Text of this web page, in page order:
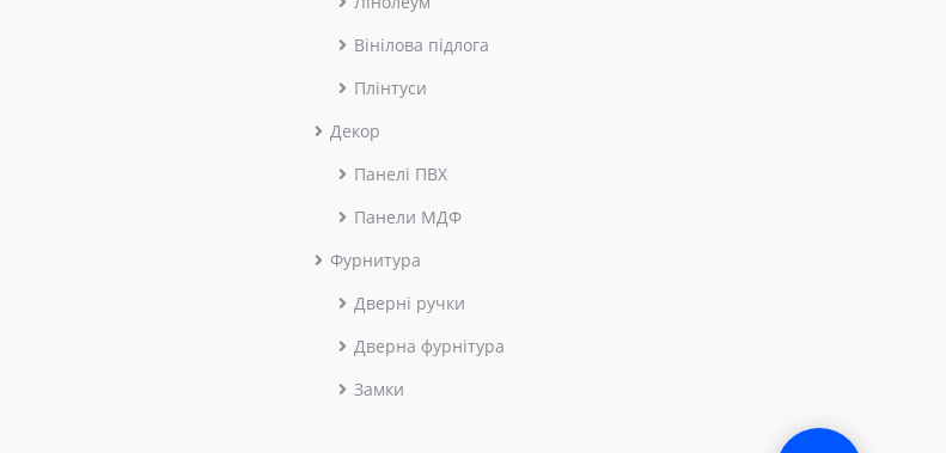
Вінілова підлога
Плінтуси
Декор
Панелі ПВХ
Панели МДФ
Фурнитура
Дверні ручки
Дверна фурнітура
Замки